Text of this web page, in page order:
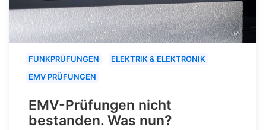
FUNKPRÜFUNGEN
ELEKTRIK & ELEKTRONIK
EMV PRÜFUNGEN
EMV-Prüfungen nicht
bestanden. Was nun?